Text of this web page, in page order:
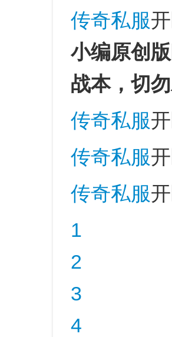
传奇私服
小编原创
战本，切
传奇私服
传奇私服
传奇私服
1
2
3
4